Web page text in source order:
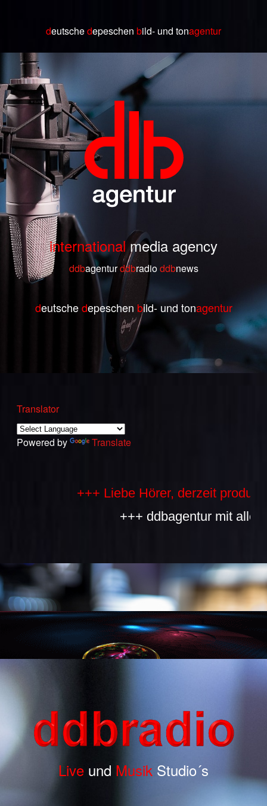
deutschedepeschen bild- und tonagentur
internationalmedia agency
ddbagenturddbradioddbnews
deutschedepeschen bild- und tonagentur
Translator
Powered by Translate
+++ Liebe Hörer, derzeit
+++ ddbagentur mit allen
Live und Musik Studio´s